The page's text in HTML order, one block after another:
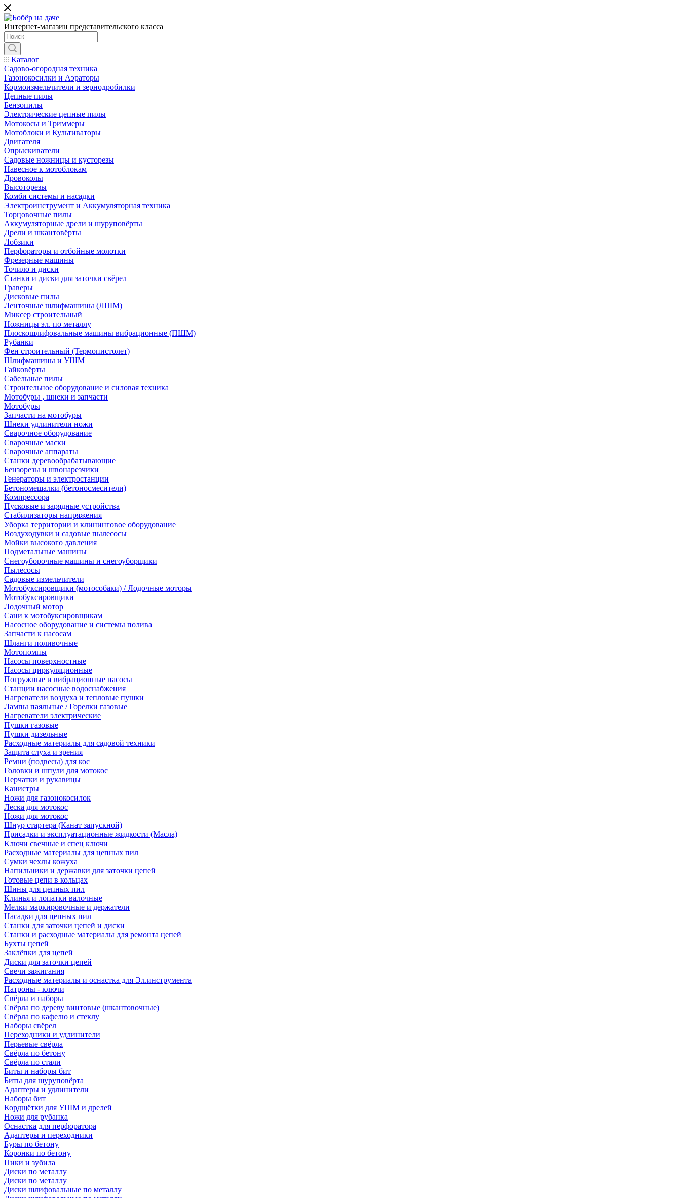
Интернет-магазин представительского класса
Каталог
Садово-огородная техника
Газонокосилки и Аэраторы
Кормоизмельчители и зернодробилки
Цепные пилы
Бензопилы
Электрические цепные пилы
Мотокосы и Триммеры
Мотоблоки и Культиваторы
Двигателя
Опрыскиватели
Садовые ножницы и кусторезы
Навесное к мотоблокам
Дровоколы
Высоторезы
Комби системы и насадки
Электроинструмент и Аккумуляторная техника
Торцовочные пилы
Аккумуляторные дрели и шуруповёрты
Дрели и шкантовёрты
Лобзики
Перфораторы и отбойные молотки
Фрезерные машины
Точило и диски
Станки и диски для заточки свёрел
Граверы
Дисковые пилы
Ленточные шлифмашины (ЛШМ)
Миксер строительный
Ножницы эл. по металлу
Плоскошлифовальные машины вибрационные (ПШМ)
Рубанки
Фен строительный (Термопистолет)
Шлифмашины и УШМ
Гайковёрты
Сабельные пилы
Строительное оборудование и силовая техника
Мотобуры , шнеки и запчасти
Мотобуры
Запчасти на мотобуры
Шнеки удлинители ножи
Сварочное оборудование
Сварочные маски
Сварочные аппараты
Станки деревообрабатывающие
Бензорезы и швонарезчики
Генераторы и электростанции
Бетономешалки (бетоносмесители)
Компрессора
Пусковые и зарядные устройства
Стабилизаторы напряжения
Уборка территории и клининговое оборудование
Воздуходувки и садовые пылесосы
Мойки высокого давления
Подметальные машины
Снегоуборочные машины и снегоуборщики
Пылесосы
Садовые измельчители
Мотобуксировщики (мотособаки) / Лодочные моторы
Мотобуксировщики
Лодочный мотор
Сани к мотобуксировщикам
Насосное оборудование и системы полива
Запчасти к насосам
Шланги поливочные
Мотопомпы
Насосы поверхностные
Насосы циркуляционные
Погружные и вибрационные насосы
Станции насосные водоснабжения
Нагреватели воздуха и тепловые пушки
Лампы паяльные / Горелки газовые
Нагреватели электрические
Пушки газовые
Пушки дизельные
Расходные материалы для садовой техники
Защита слуха и зрения
Ремни (подвесы) для кос
Головки и шпули для мотокос
Перчатки и рукавицы
Канистры
Ножи для газонокосилок
Леска для мотокос
Ножи для мотокос
Шнур стартера (Канат запускной)
Присадки и эксплуатационные жидкости (Масла)
Ключи свечные и спец ключи
Расходные материалы для цепных пил
Сумки чехлы кожуха
Напильники и державки для заточки цепей
Готовые цепи в кольцах
Шины для цепных пил
Клинья и лопатки валочные
Мелки маркировочные и держатели
Насадки для цепных пил
Станки для заточки цепей и диски
Станки и расходные материалы для ремонта цепей
Бухты цепей
Заклёпки для цепей
Диски для заточки цепей
Свечи зажигания
Расходные материалы и оснастка для Эл.инструмента
Патроны - ключи
Свёрла и наборы
Свёрла по дереву винтовые (шкантовочные)
Свёрла по кафелю и стеклу
Наборы свёрел
Переходники и удлинители
Перьевые свёрла
Свёрла по бетону
Свёрла по стали
Биты и наборы бит
Биты для шуруповёрта
Адаптеры и удлинители
Наборы бит
Кордщётки для УШМ и дрелей
Ножи для рубанка
Оснастка для перфоратора
Адаптеры и переходники
Буры по бетону
Коронки по бетону
Пики и зубила
Диски по металлу
Диски по металлу
Диски шлифовальные по металлу